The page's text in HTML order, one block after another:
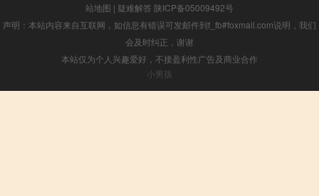
站地图 | 疑难解答 陕ICP备05009492号
声明：本站内容来自互联网，如信息有错误可发邮件到f_fb#foxmail.com说明，我们
会及时纠正，谢谢
本站仅为个人兴趣爱好，不接盈利性广告及商业合作
小男孩